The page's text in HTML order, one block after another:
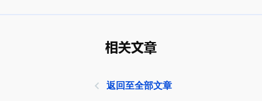
相关文章
返回至全部文章